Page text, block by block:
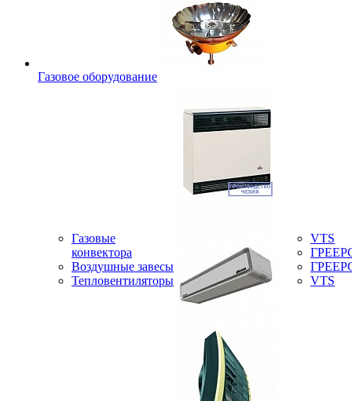
Газовое оборудование
Газовые
конвектора
Воздушные завесы
Тепловентиляторы
VTS
VTS